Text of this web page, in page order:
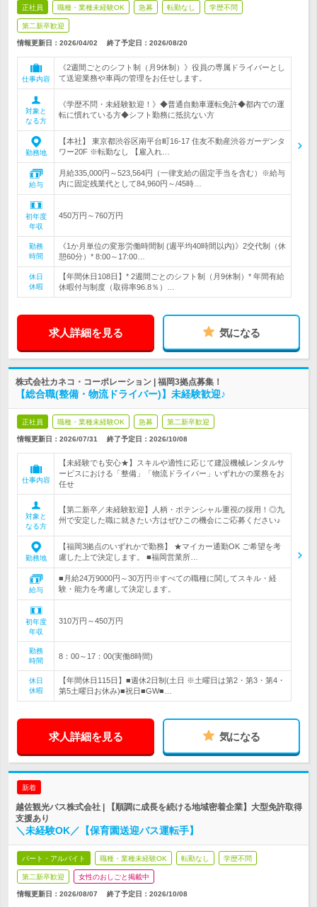
正社員 職種・業種未経験OK 急募 転勤なし 学歴不問
第二新卒歓迎
情報更新日：2026/04/02 終了予定日： 2026/08/20
仕事内容
《2週間ごとのシフト制（月9休制）》役員の専属ドライバーとし
て送迎業務や車両の管理をお任せします。
対象と
なる方
《学歴不問・未経験歓迎！》◆普通自動車運転免許◆都内での運
転に慣れている方◆シフト勤務に抵抗ない方
勤務地
【本社】 東京都渋谷区南平台町16-17 住友不動産渋谷ガーデンタ
ワー20F ※転勤なし 【雇入れ…
給与
月給335,000円～523,564円（一律支給の固定手当を含む）※給与
内に固定残業代として84,960円～/45時…
初年度
年収
450万円～760万円
勤務
時間
《1か月単位の変形労働時間制 (週平均40時間以内)》2交代制（休
憩60分）* 8:00～17:00…
休日
休暇
【年間休日108日】* 2週間ごとのシフト制（月9休制）* 年間有給
休暇付与制度（取得率96.8％）…
求人詳細を見る 気になる
株式会社カネコ・コーポレーション | 福岡3拠点募集！
【総合職(整備・物流ドライバー)】未経験歓迎♪
正社員 職種・業種未経験OK 急募 第二新卒歓迎
情報更新日：2026/07/31 終了予定日： 2026/10/08
仕事内容
【未経験でも安心★】スキルや適性に応じて建設機械レンタルサ
ービスにおける「整備」「物流ドライバー」いずれかの業務をお
任せ
対象と
なる方
【第二新卒／未経験歓迎】人柄・ポテンシャル重視の採用！◎九
州で安定した職に就きたい方はぜひこの機会にご応募ください♪
勤務地
【福岡3拠点のいずれかで勤務】 ★マイカー通勤OK ご希望を考
慮した上で決定します。 ■福岡営業所…
給与
■月給24万9000円～30万円※すべての職種に関してスキル・経
験・能力を考慮して決定します。
初年度
年収
310万円～450万円
勤務
時間
8：00～17：00(実働8時間)
休日
休暇
【年間休日115日】■週休2日制(土日 ※土曜日は第2・第3・第4・
第5土曜日お休み)■祝日■GW■…
求人詳細を見る 気になる
新着
越佐観光バス株式会社 | 【順調に成長を続ける地域密着企業】大型免許取得
支援あり
＼未経験OK／【保育園送迎バス運転手】
パート・アルバイト 職種・業種未経験OK 転勤なし 学歴不問
第二新卒歓迎 女性のおしごと掲載中
情報更新日：2026/08/07 終了予定日： 2026/10/08